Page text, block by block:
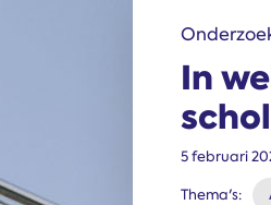
In
5 februari
Thema's: